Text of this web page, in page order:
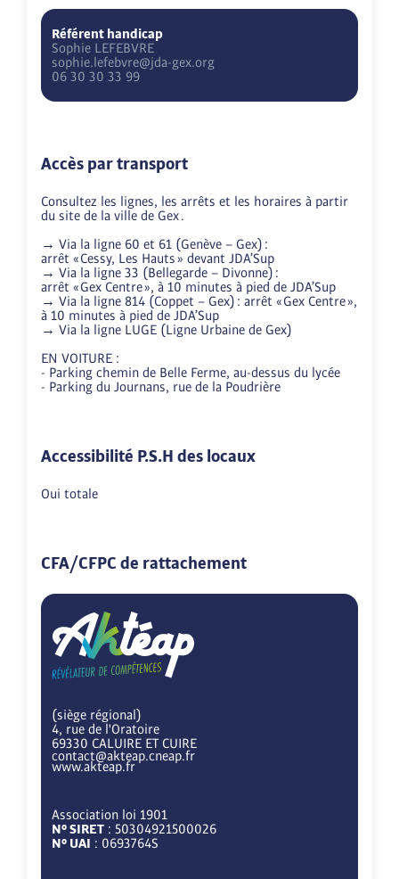
Référent handicap
Sophie LEFEBVRE
sophie.lefebvre@jda-gex.org
06 30 30 33 99
Accès par transport
Consultez les lignes, les arrêts et les horaires à partir
du site de la ville de Gex .
→ Via la ligne 60 et 61 (Genève – Gex) :
arrêt « Cessy, Les Hauts » devant JDA’Sup
→ Via la ligne 33 (Bellegarde – Divonne) :
arrêt « Gex Centre », à 10 minutes à pied de JDA’Sup
→ Via la ligne 814 (Coppet – Gex) : arrêt « Gex Centre »,
à 10 minutes à pied de JDA’Sup
→ Via la ligne LUGE (Ligne Urbaine de Gex)
EN VOITURE :
- Parking chemin de Belle Ferme, au-dessus du lycée
- Parking du Journans, rue de la Poudrière
Accessibilité P.S.H des locaux
Oui totale
CFA/CFPC de rattachement
(siège régional)
4, rue de l'Oratoire
69330 CALUIRE ET CUIRE
contact@akteap.cneap.fr
www.akteap.fr
Association loi 1901
N° SIRET : 50304921500026
N° UAI : 0693764S